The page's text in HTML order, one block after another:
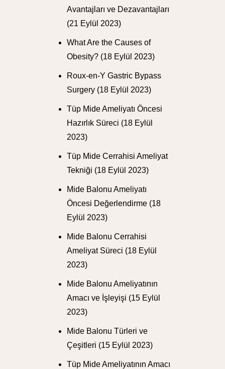
Avantajları ve Dezavantajları
(21 Eylül 2023)
What Are the Causes of
Obesity? (18 Eylül 2023)
Roux-en-Y Gastric Bypass
Surgery (18 Eylül 2023)
Tüp Mide Ameliyatı Öncesi
Hazırlık Süreci (18 Eylül
2023)
Tüp Mide Cerrahisi Ameliyat
Tekniği (18 Eylül 2023)
Mide Balonu Ameliyatı
Öncesi Değerlendirme (18
Eylül 2023)
Mide Balonu Cerrahisi
Ameliyat Süreci (18 Eylül
2023)
Mide Balonu Ameliyatının
Amacı ve İşleyişi (15 Eylül
2023)
Mide Balonu Türleri ve
Çeşitleri (15 Eylül 2023)
Tüp Mide Ameliyatının Amacı